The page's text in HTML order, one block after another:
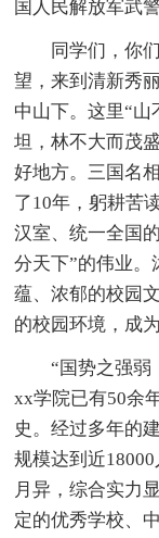
国人民解放军武
同学们，你
望，来到清新秀
中山下。这里“
坦，林不大而茂
好地方。三国名
了10年，躬耕苦
汉室、统一全国
分天下”的伟业
蕴、浓郁的校园
的校园环境，成
“国势之强弱
xx学院已有50余
史。经过多年的
规模达到近
月异，综合实力
定的优秀学校、